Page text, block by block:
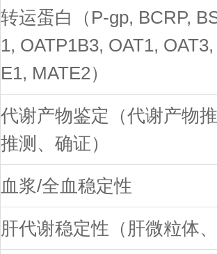
转运蛋白（P-gp, BCRP,
1, OATP1B3, OAT1,
E1, MATE2）
代谢产物鉴定（代谢产物
推测、确证）
血浆/全血稳定性
肝代谢稳定性（肝微粒体